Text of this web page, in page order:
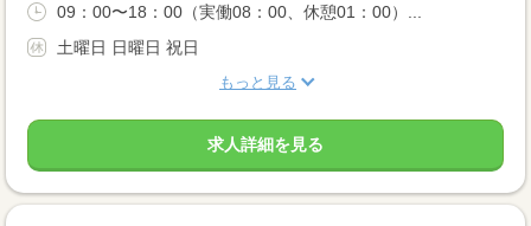
09：00〜18：00（実働08：00、休憩01：00）...
土曜日 日曜日 祝日
もっと見る
求人詳細を見る